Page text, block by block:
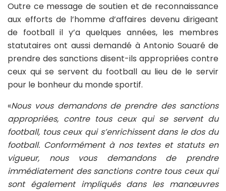
Outre ce message de soutien et de reconnaissance
aux efforts de l’homme d’affaires devenu dirigeant
de football il y’a quelques années, les membres
statutaires ont aussi demandé à Antonio Souaré de
prendre des sanctions disent-ils appropriées contre
ceux qui se servent du football au lieu de le servir
pour le bonheur du monde sportif.
«Nous vous demandons de prendre des sanctions
appropriées, contre tous ceux qui se servent du
football, tous ceux qui s’enrichissent dans le dos du
football. Conformément à nos textes et statuts en
vigueur, nous vous demandons de prendre
immédiatement des sanctions contre tous ceux qui
sont également impliqués dans les manœuvres